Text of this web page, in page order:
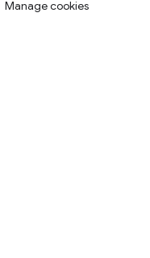
Manage cookies